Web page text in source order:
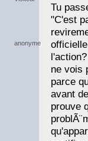
Tu
"C'est
ne vois
parce
avant
prouve